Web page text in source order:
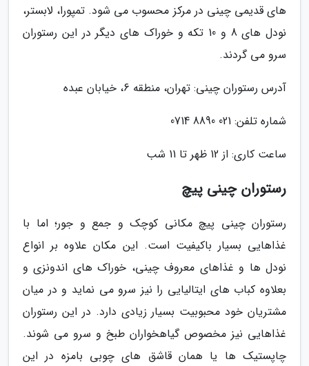
های قدیمی چینی در مرکز محسوب می شود. تمپورا، لابستر،
نودل های 8 و 10 تکه و خوراک های دیگر در این رستوران
سرو می گردند.
آدرس رستوران چینی: تهران، منطقه 6، خیابان عبده
شماره تلفن: 021 8890 0714
ساعت کاری: از 12 ظهر تا 11 شب
رستوران چینی پیچ
رستوران چینی پیچ مکانی کوچک و جمع و جور؛ اما با
غذاهایی بسیار باکیفیت است. این مکان علاوه بر انواع
نودل ها و غذاهای معروف چینی، خوراک های اندونزی و
بعلاوه کباب های ایتالیایی را نیز سرو می نماید و در میان
مشتریان خود محبوبیت بسیار زیادی دارد. در این رستوران
غذاهایی نیز مخصوص گیاهخواران طبخ و سرو می شوند.
چاپستیک ها یا همان قاشق های چوبی بامزه در این